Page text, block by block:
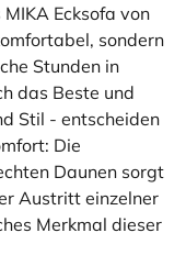
Ecksofa von
sondern
Stunden in
das Beste und
Stil - entscheiden
Die
Daunen sorgt
Austritt einzelner
Merkmal dieser